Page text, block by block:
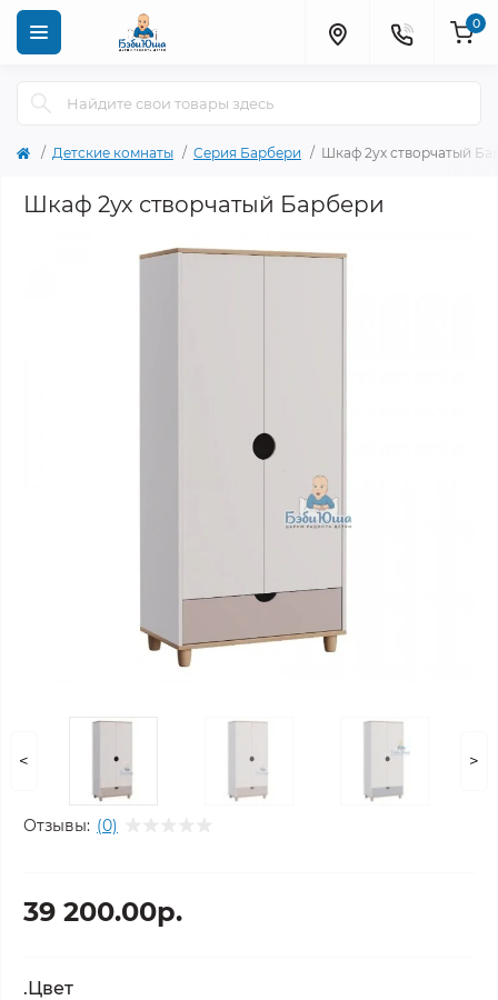
0
Детские комнаты Серия Барбери Шкаф 2ух створчатый
Шкаф 2ух створчатый Барбери
< >
Отзывы: (0)
39 200.00р.
.Цвет